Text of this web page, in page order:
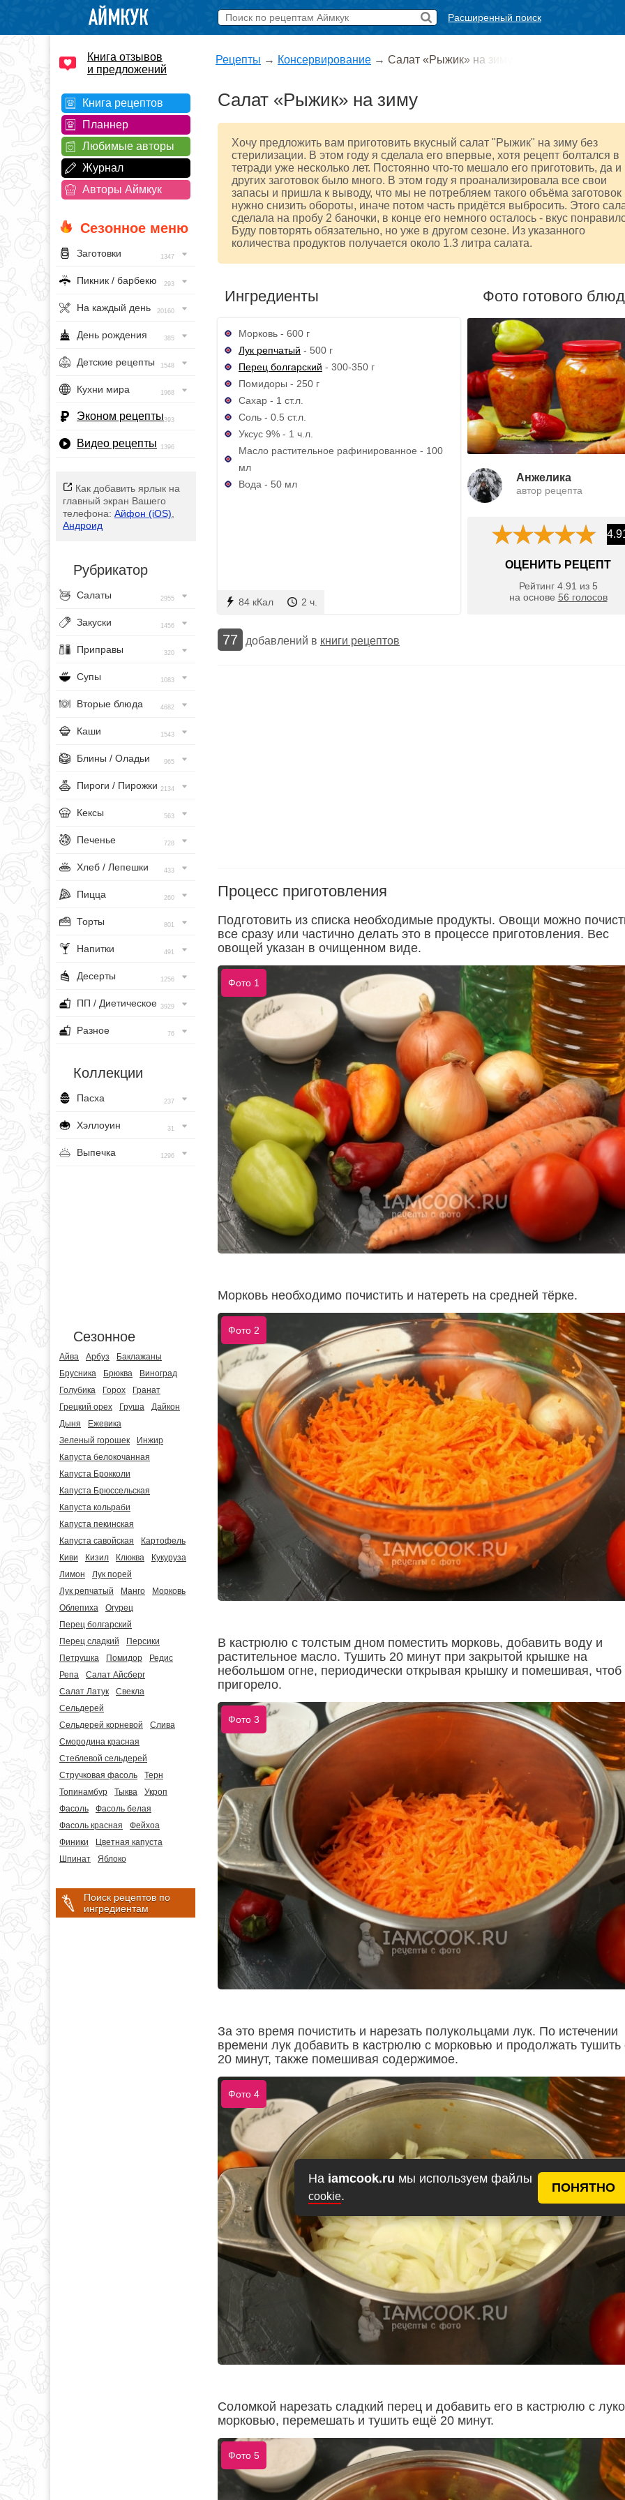
На iamcook.ru мы используем файлы
cookie.
ПОНЯТНО
Расширенный поиск
Книга отзывов
и предложений
Книга рецептов
Планнер
Любимые авторы
Журнал
Авторы Аймкук
Сезонное меню
Заготовки 1347
Пикник / барбекю 293
На каждый день 20160
День рождения 385
Детские рецепты 1548
Кухни мира 1968
Эконом рецепты393
Видео рецепты 1396
Как добавить ярлык на
главный экран Вашего
телефона: Айфон (iOS)
Андроид
Рубрикатор
Салаты 2955
Закуски 1456
Приправы 320
Супы 1083
Вторые блюда 4682
Каши 1543
Блины / Оладьи 965
Пироги / Пирожки 2134
Кексы 563
Печенье 728
Хлеб / Лепешки 433
Пицца 260
Торты 801
Напитки 491
Десерты 1256
ПП / Диетическое 3929
Разное 76
Коллекции
Пасха 237
Хэллоуин 31
Выпечка 1296
Сезонное
Айва Арбуз
Баклажаны
Брусника
Брюква
Виноград
Голубика
Горох
Гранат
Грецкий орех
Груша
Дайкон
Дыня
Ежевика
Зеленый горошек
Инжир
Капуста белокочанная
Капуста Брокколи
Капуста Брюссельская
Капуста кольраби
Капуста пекинская
Капуста савойская
Картофель
Киви
Кизил Клюква
Кукуруза
Лимон
Лук порей
Лук репчатый
Манго
Морковь
Облепиха
Огурец
Перец болгарский
Перец сладкий
Персики
Петрушка
Помидор
Редис
Репа
Салат Айсберг
Салат Латук
Свекла
Сельдерей
Сельдерей корневой
Слива
Смородина красная
Стеблевой сельдерей
Стручковая фасоль
Терн
Топинамбур
Тыква
Укроп
Фасоль
Фасоль белая
Фасоль красная
Фейхоа
Финики
Цветная капуста
Шпинат
Яблоко
Поиск рецептов по
ингредиентам
Рецепты → Консервирование → Салат «Рыжик» на зиму
Салат «Рыжик» на зиму
Хочу предложить вам приготовить вкусный салат "Рыжик" на зиму без
стерилизации. В этом году я сделала его впервые, хотя рецепт болтался в
тетради уже несколько лет. Постоянно что-то мешало его приготовить, да и
других заготовок было много. В этом году я проанализировала все свои
запасы и пришла к выводу, что мы не потребляем такого объёма заготовок
нужно снизить обороты, иначе потом часть придётся выбросить. Этого
сделала на пробу 2 баночки, в конце его немного осталось - вкус
Буду повторять обязательно, но уже в другом сезоне. Из указанного
количества продуктов получается около 1.3 литра салата.
Ингредиенты
Морковь - 600 г
Лук репчатый - 500 г
Перец болгарский - 300-350 г
Помидоры - 250 г
Сахар - 1 ст.л.
Соль - 0.5 ст.л.
Уксус 9% - 1 ч.л.
Масло растительное рафинированное - 100
мл
Вода - 50 мл
84 кКал 2 ч.
Фото готового
Анжелика
автор рецепта
ОЦЕНИТЬ РЕЦЕПТ
Рейтинг 4.91 из 5
на основе 56 голосов
77 добавлений в книги рецептов
Процесс приготовления
Подготовить из списка необходимые продукты. Овощи можно
все сразу или частично делать это в процессе приготовления. Вес
овощей указан в очищенном виде.
Фото 1
Морковь необходимо почистить и натереть на средней тёрке.
Фото 2
В кастрюлю с толстым дном поместить морковь, добавить воду и
растительное масло. Тушить 20 минут при закрытой крышке на
небольшом огне, периодически открывая крышку и помешивая, чтоб
пригорело.
Фото 3
За это время почистить и нарезать полукольцами лук. По истечении
времени лук добавить в кастрюлю с морковью и продолжать
20 минут, также помешивая содержимое.
Фото 4
Соломкой нарезать сладкий перец и добавить его в кастрюлю с
морковью, перемешать и тушить ещё 20 минут.
Фото 5